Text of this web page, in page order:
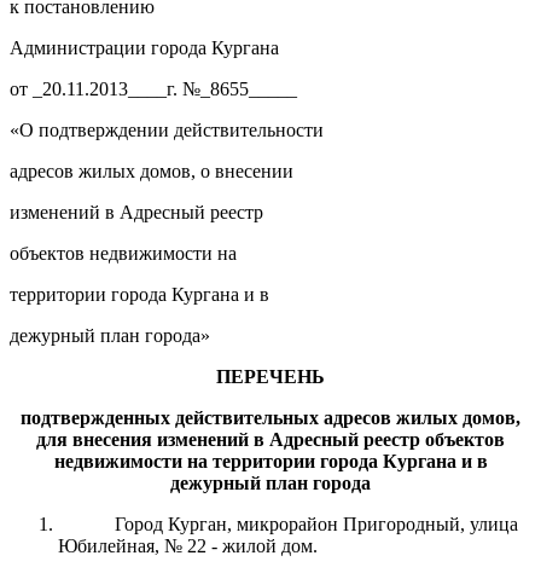
к постановлению
Администрации города Кургана
от _20.11.2013____г. №_8655_____
«О подтверждении действительности
адресов жилых домов, о внесении
изменений в Адресный реестр
объектов недвижимости на
территории города Кургана и в
дежурный план города»
ПЕРЕЧЕНЬ
подтвержденных действительных адресов жилых домов,
для внесения изменений в Адресный реестр объектов
недвижимости на территории города Кургана и в
дежурный план города
Город Курган, микрорайон Пригородный, улица
Юбилейная, № 22 - жилой дом.